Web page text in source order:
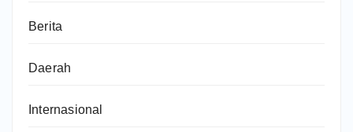
Berita
Daerah
Internasional